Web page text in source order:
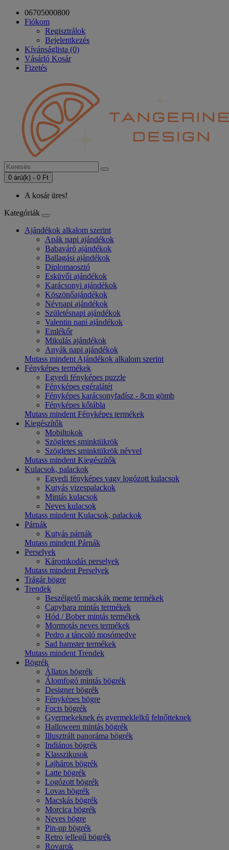
06705000800
Fiókom
Regisztrálok
Bejelentkezés
Kívánságlista (0)
Vásárló Kosár
Fizetés
0 árú(k) - 0 Ft
A kosár üres!
Kategóriák
Ajándékok alkalom szerint
Apák napi ajándékok
Babaváró ajándékok
Ballagási ajándékok
Diplomaosztó
Esküvői ajándékok
Karácsonyi ajándékok
Köszönőajándékok
Névnapi ajándékok
Születésnapi ajándékok
Valentin napi ajándékok
Emlékőr
Mikulás ajándékok
Anyák napi ajándékok
Mutass mindent Ajándékok alkalom szerint
Fényképes termékek
Egyedi fényképes puzzle
Fényképes egéralátét
Fényképes karácsonyfadísz - 8cm gömb
Fényképes kőtábla
Mutass mindent Fényképes termékek
Kiegészítők
Mobiltokok
Szögletes sminktükrök
Szögletes sminktükrök névvel
Mutass mindent Kiegészítők
Kulacsok, palackok
Egyedi fényképes vagy logózott kulacsok
Kutyás vizespalackok
Mintás kulacsok
Neves kulacsok
Mutass mindent Kulacsok, palackok
Párnák
Kutyás párnák
Mutass mindent Párnák
Perselyek
Káromkodás perselyek
Mutass mindent Perselyek
Trágár bögre
Trendek
Beszélgető macskák meme termékek
Capybara mintás termékek
Hód / Bober mintás termékek
Mormotás neves termékek
Pedro a táncoló mosómedve
Sad hamster termékek
Mutass mindent Trendek
Bögrék
Állatos bögrék
Álomfogó mintás bögrék
Designer bögrék
Fényképes bögre
Focis bögrék
Gyermekeknek és gyermeklelkű felnőtteknek
Halloween mintás bögrék
Illusztrált panoráma bögrék
Indiános bögrék
Klasszikusok
Lajháros bögrék
Latte bögrék
Logózott bögrék
Lovas bögrék
Macskás bögrék
Morcica bögrék
Neves bögre
Pin-up bögrék
Retro jellegű bögrék
Rovarok